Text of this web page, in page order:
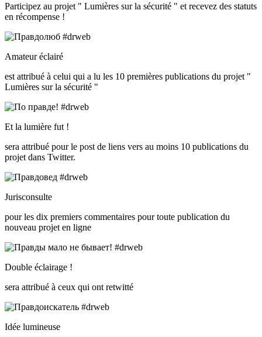
Participez au projet " Lumières sur la sécurité " et recevez des statuts
en récompense !
Amateur éclairé
est attribué à celui qui a lu les 10 premières publications du projet "
Lumières sur la sécurité "
Et la lumière fut !
sera attribué pour le post de liens vers au moins 10 publications du
projet dans Twitter.
Jurisconsulte
pour les dix premiers commentaires pour toute publication du
nouveau projet en ligne
Double éclairage !
sera attribué à ceux qui ont retwitté
Idée lumineuse